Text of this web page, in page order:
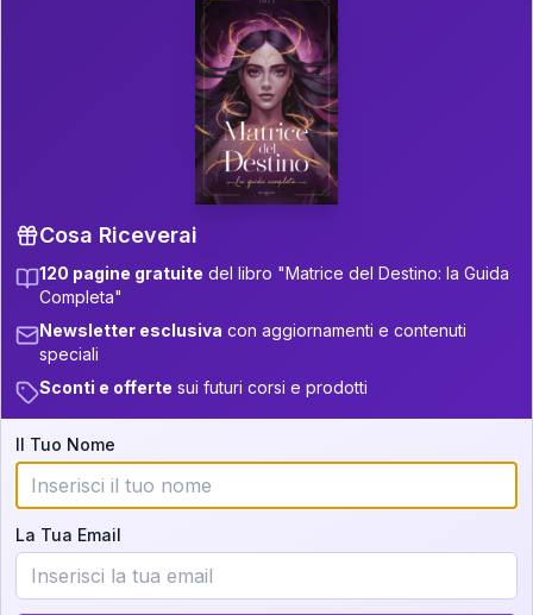
per ricevere aggiornamenti!
P.S. Interpretazione parziale
gratuita
Scorri più in basso per vedere
un'interpretazione parziale gratuita della tua
Iscriviti alla newsletter per ricevere
aggiornamenti quando sarà disponibile.
Cosa scoprirete nella vostra
interpretazione:
💕 Come rafforzare la vostra unione
Cosa Riceverai
120 pagine gratuite del libro "Matrice del Destino: la Guida
Completa"
Newsletter esclusiva con aggiornamenti e contenuti
speciali
Sconti e offerte sui futuri corsi e prodotti
Il Tuo Nome
La Tua Email